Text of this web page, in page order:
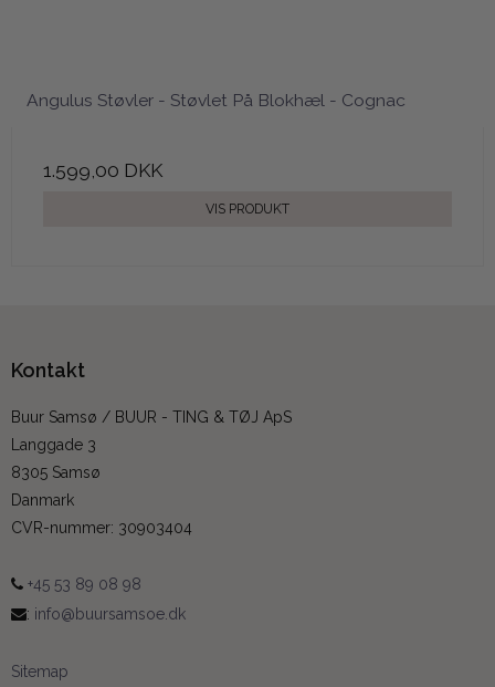
Angulus Støvler - Støvlet På Blokhæl - Cognac
1.599,00 DKK
VIS PRODUKT
Kontakt
Buur Samsø / BUUR - TING & TØJ ApS
Langgade 3
8305 Samsø
Danmark
CVR-nummer: 30903404
+45 53 89 08 98
: info@buursamsoe.dk
Sitemap